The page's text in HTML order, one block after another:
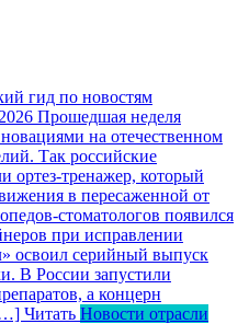
гид по новостям
Прошедшая неделя
на отечественном
Так российские
ортез-тренажер, который
в пересаженной от
стоматологов появился
при исправлении
освоил серийный выпуск
В России запустили
а концерн
Читать Новости отрасли